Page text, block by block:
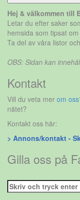
Hej & välkommen till
Letar du efter saker
hemsida som tipsat
Ta del av våra listor
OBS: Sidan kan
Kontakt
Vill du veta mer om oss
nätet?
Kontakt oss här:
> Annons/kontakt -
Gilla oss på
Sök
efter: